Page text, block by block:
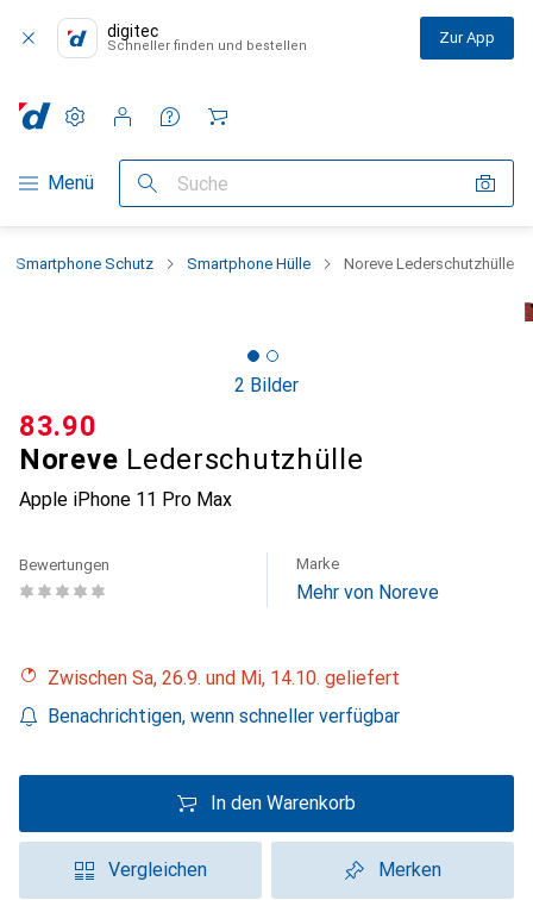
digitec
Schneller finden und bestellen Zur App
Navigation nach Kategorien
Menü Suche
Einstellungen
Kundenkonto
Vergleichslisten
Merklisten
Warenkorb
Smartphone Schutz Smartphone Hülle Noreve Lederschutzhülle
2 Bilder
Noreve Lederschutzhülle
Apple iPhone 11 Pro Max
CHF
83.90
Bewertungen Marke
Mehr von Noreve
Zwischen Sa, 26.9. und Mi, 14.10. geliefert
Benachrichtigen, wenn schneller verfügbar
In den Warenkorb
Vergleichen Merken